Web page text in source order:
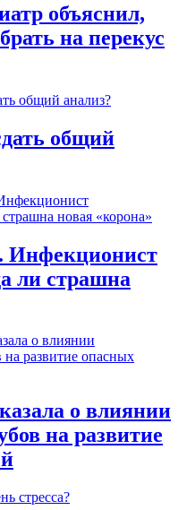
объяснил,
на перекус
общий
Инфекционист
ли страшна
о влиянии
на развитие